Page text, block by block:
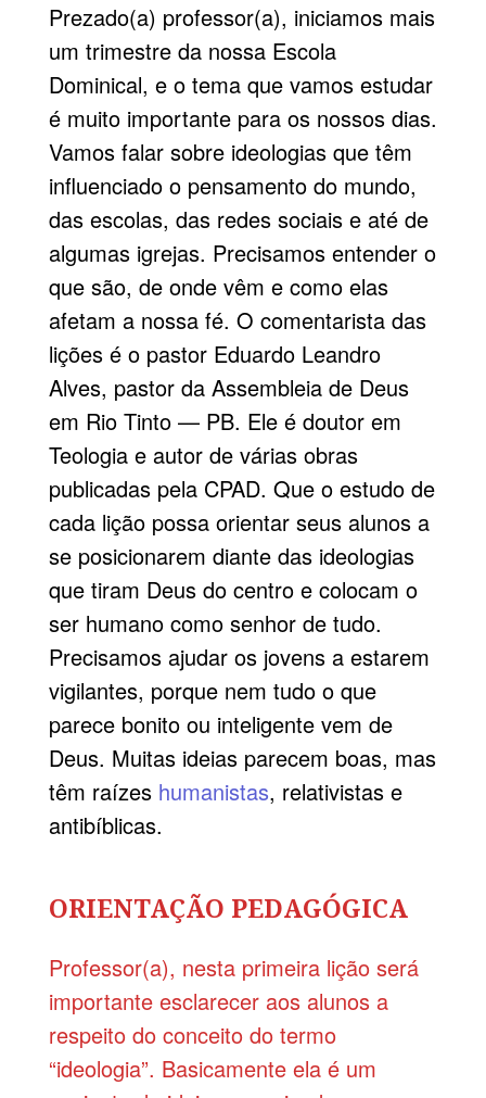
Prezado(a) professor(a), iniciamos mais
um trimestre da nossa Escola
Dominical, e o tema que vamos estudar
é muito importante para os nossos dias.
Vamos falar sobre ideologias que têm
influenciado o pensamento do mundo,
das escolas, das redes sociais e até de
algumas igrejas. Precisamos entender o
que são, de onde vêm e como elas
afetam a nossa fé. O comentarista das
lições é o pastor Eduardo Leandro
Alves, pastor da Assembleia de Deus
em Rio Tinto — PB. Ele é doutor em
Teologia e autor de várias obras
publicadas pela CPAD. Que o estudo de
cada lição possa orientar seus alunos a
se posicionarem diante das ideologias
que tiram Deus do centro e colocam o
ser humano como senhor de tudo.
Precisamos ajudar os jovens a estarem
vigilantes, porque nem tudo o que
parece bonito ou inteligente vem de
Deus. Muitas ideias parecem boas, mas
têm raízes humanistas, relativistas e
antibíblicas.
ORIENTAÇÃO PEDAGÓGICA
Professor(a), nesta primeira lição será
importante esclarecer aos alunos a
respeito do conceito do termo
“ideologia”. Basicamente ela é um